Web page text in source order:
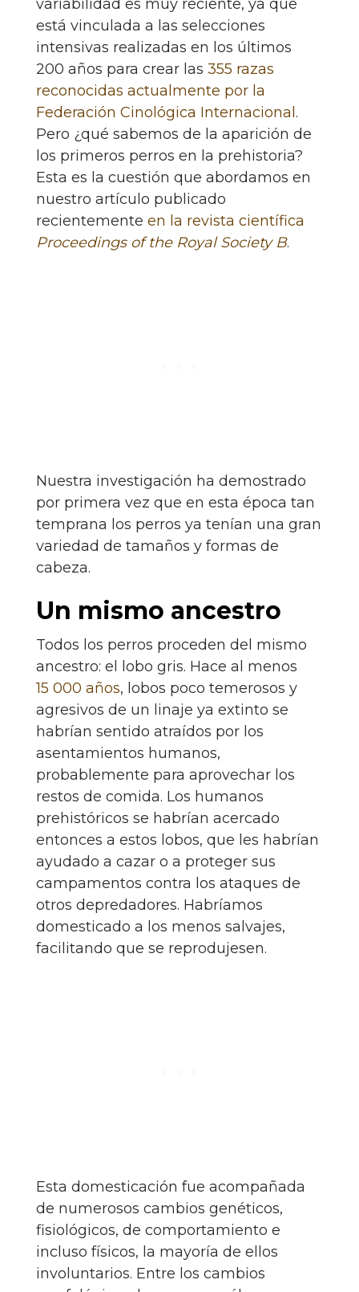
variabilidad es muy reciente, ya que
está vinculada a las selecciones
intensivas realizadas en los últimos
200 años para crear las 355 razas
reconocidas actualmente por la
Federación Cinológica Internacional.
Pero ¿qué sabemos de la aparición de
los primeros perros en la prehistoria?
Esta es la cuestión que abordamos en
nuestro artículo publicado
recientemente en la revista científica
Proceedings of the Royal Society B.
Nuestra investigación ha demostrado
por primera vez que en esta época tan
temprana los perros ya tenían una gran
variedad de tamaños y formas de
cabeza.
Un mismo ancestro
Todos los perros proceden del mismo
ancestro: el lobo gris. Hace al menos
15 000 años, lobos poco temerosos y
agresivos de un linaje ya extinto se
habrían sentido atraídos por los
asentamientos humanos,
probablemente para aprovechar los
restos de comida. Los humanos
prehistóricos se habrían acercado
entonces a estos lobos, que les habrían
ayudado a cazar o a proteger sus
campamentos contra los ataques de
otros depredadores. Habríamos
domesticado a los menos salvajes,
facilitando que se reprodujesen.
Esta domesticación fue acompañada
de numerosos cambios genéticos,
fisiológicos, de comportamiento e
incluso físicos, la mayoría de ellos
involuntarios. Entre los cambios